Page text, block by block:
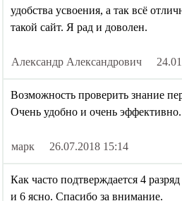
удобства усвоения, а так всё
такой сайт. Я рад и доволен.
Александр Александрович
Возможность проверить знание
Очень удобно и очень
марк 26.07.2018 15:14
Как часто подтверждается 4
и 6 ясно. Спасибо за внимание.